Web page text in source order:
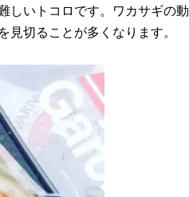
しいトコロです。ワカサギの動
見切ることが多くなります。